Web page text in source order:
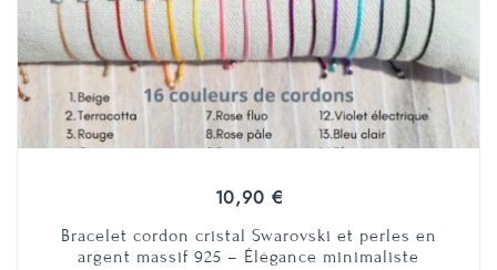
10,90 €
Bracelet cordon cristal Swarovski et perles en
argent massif 925 – Élégance minimaliste